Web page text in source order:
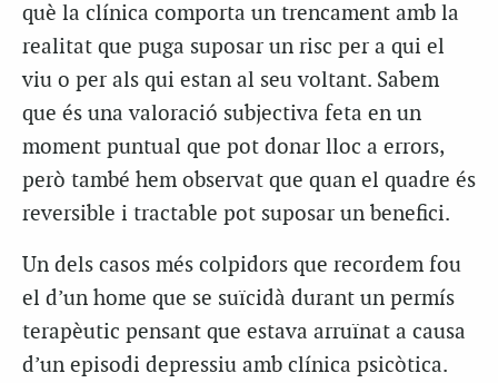
què la clínica comporta un trencament amb la
realitat que puga suposar un risc per a qui el
viu o per als qui estan al seu voltant. Sabem
que és una valoració subjectiva feta en un
moment puntual que pot donar lloc a errors,
però també hem observat que quan el quadre és
reversible i tractable pot suposar un benefici.
Un dels casos més colpidors que recordem fou
el d’un home que se suïcidà durant un permís
terapèutic pensant que estava arruïnat a causa
d’un episodi depressiu amb clínica psicòtica.